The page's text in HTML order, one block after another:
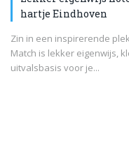
hartje Eindhoven
Zin in een inspirerende
Match is lekker eigenwijs,
uitvalsbasis voor je...